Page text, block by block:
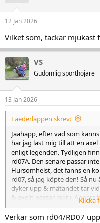
12 Jan 2026
Vilket som, tackar mjukast
VS
Gudomlig sporthojare
13 Jan 2026
Laederlappen skrev:
Jaahapp, efter vad som
har jag läst mig till att en
enligt legenden. Tydligen
rd07A. Den senare passar
Hursomhelst, det fanns en
rd07, så jag köpte den! Så
dyker upp & mätandet tar
& axeln passar rakt i.
ett drev med någon form av
Klicka
Verkar som rd04/RD07